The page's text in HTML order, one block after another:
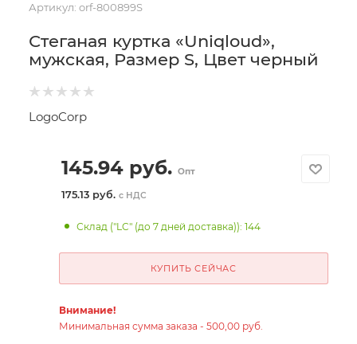
Артикул: orf-800899S
Стеганая куртка «Uniqloud»,
мужская, Размер S, Цвет черный
LogoCorp
145.94руб. Опт
175.13 руб. с НДС
Склад ("LC" (до 7 дней доставка)): 144
КУПИТЬ СЕЙЧАС
Внимание!
Минимальная сумма заказа - 500,00 руб.